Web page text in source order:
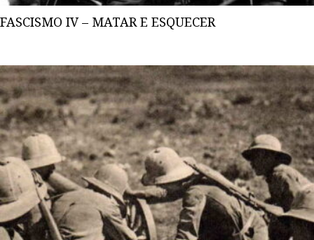
FASCISMO IV – MATAR E ESQUECER